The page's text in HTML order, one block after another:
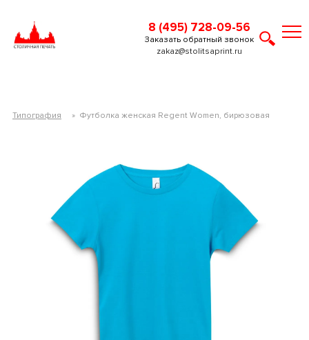
8 (495) 728-09-56
zakaz@stolitsaprint.ru
Заказать обратный звонок
Типография » Футболка женская Regent Women, бирюзовая